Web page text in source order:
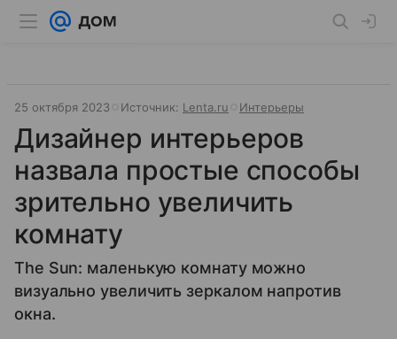
25 октября 2023 Источник: Lenta.ru Интерьеры
Дизайнер интерьеров
назвала простые способы
зрительно увеличить
комнату
The Sun: маленькую комнату можно
визуально увеличить зеркалом напротив
окна.